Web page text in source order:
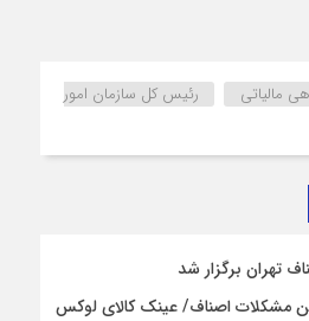
مالیاتی
رئیس کل سازمان امور
تهران برگزار شد
مشکلات اصناف/ عینک کالای لوکس